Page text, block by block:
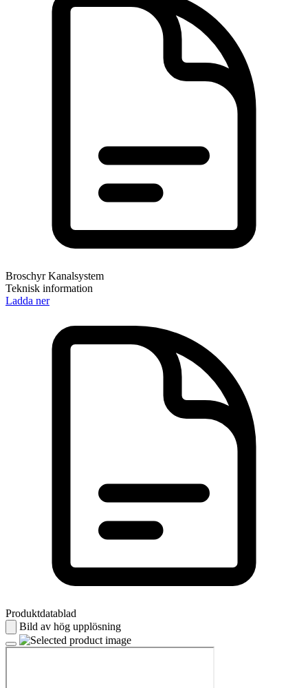
Broschyr Kanalsystem
Teknisk information
Ladda ner
Produktdatablad
Bild av hög upplösning